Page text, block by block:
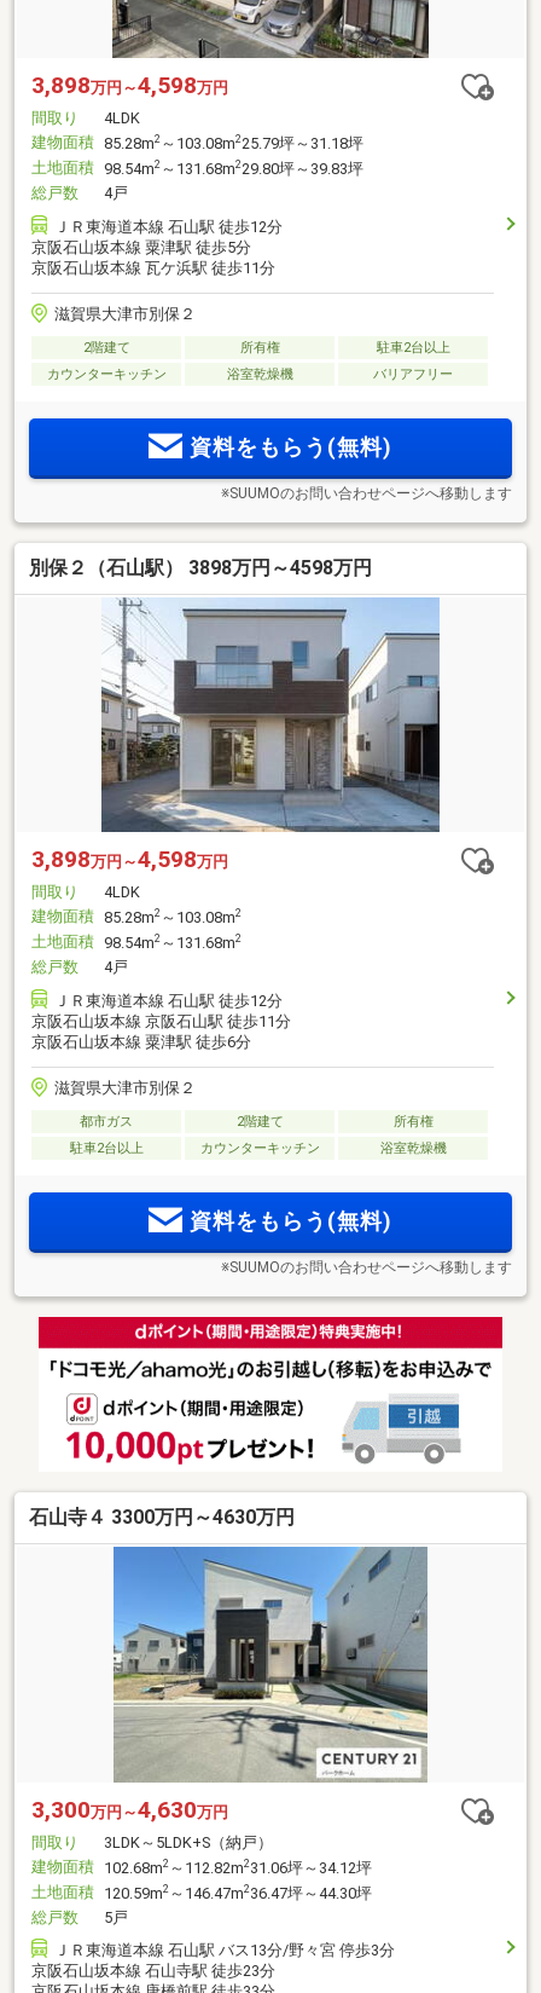
3,898万円～4,598万円
間取り
4LDK
建物面積 85.28m2 ～103.08m225.79坪～31.18坪
土地面積 98.54m2 ～131.68m229.80坪～39.83坪
総戸数
4戸
ＪＲ東海道本線 石山駅 徒歩12分
京阪石山坂本線 粟津駅 徒歩5分
京阪石山坂本線 瓦ケ浜駅 徒歩11分
滋賀県大津市別保２
2階建て 所有権
駐車2台以上
カウンターキッチン
浴室乾燥機 バリアフリー
資料をもらう(無料)
※SUUMOのお問い合わせページへ移動します
別保２（石山駅） 3898万円～4598万円
3,898万円～4,598万円
間取り
4LDK
建物面積 85.28m2 ～103.08m2
土地面積 98.54m2 ～131.68m2
総戸数
4戸
ＪＲ東海道本線 石山駅 徒歩12分
京阪石山坂本線 京阪石山駅 徒歩11分
京阪石山坂本線 粟津駅 徒歩6分
滋賀県大津市別保２
都市ガス 2階建て
所有権
駐車2台以上
カウンターキッチン 浴室乾燥機
資料をもらう(無料)
※SUUMOのお問い合わせページへ移動します
石山寺４ 3300万円～4630万円
3,300万円～4,630万円
間取り
3LDK～5LDK+S（納戸）
建物面積 102.68m2 ～112.82m2 31.06坪～34.12坪
土地面積 120.59m2 ～146.47m2 36.47坪～44.30坪
総戸数
5戸
ＪＲ東海道本線 石山駅 バス13分/野々宮 停歩3分
京阪石山坂本線 石山寺駅 徒歩23分